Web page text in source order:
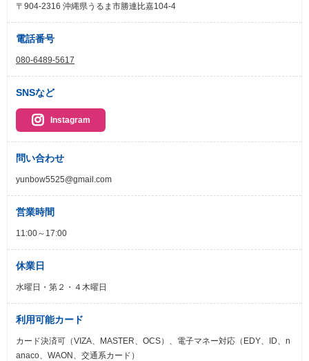
〒904-2316 沖縄県うるま市勝連比嘉104-4
電話番号
080-6489-5617
SNSなど
Instagram
問い合わせ
yunbow5525@gmail.com
営業時間
11:00～17:00
休業日
水曜日・第２・４木曜日
利用可能カード
カード決済可（VIZA、MASTER、OCS）、電子マネー対応（EDY、ID、n
anaco、WAON、交通系カード）